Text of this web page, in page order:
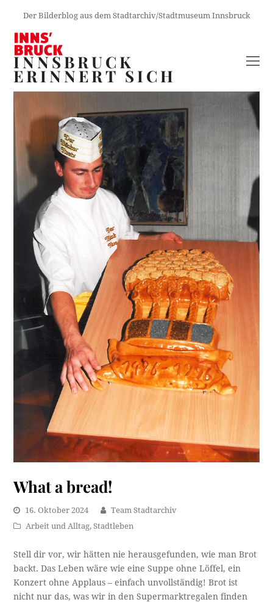
Der Bilderblog aus dem Stadtarchiv/Stadtmuseum Innsbruck
INNSBRUCK
ERINNERT SICH
What a bread!
16. Oktober 2024
Team Stadtarchiv
Arbeit und Alltag,Stadtleben
Stell dir vor, wir hätten nie herausgefunden, wie man Brot
backt. Das Leben wäre wie eine Suppe ohne Löffel, ein
Konzert ohne Applaus – einfach unvollständig! Brot ist
nicht nur das, was wir in den Supermarktregalen finden